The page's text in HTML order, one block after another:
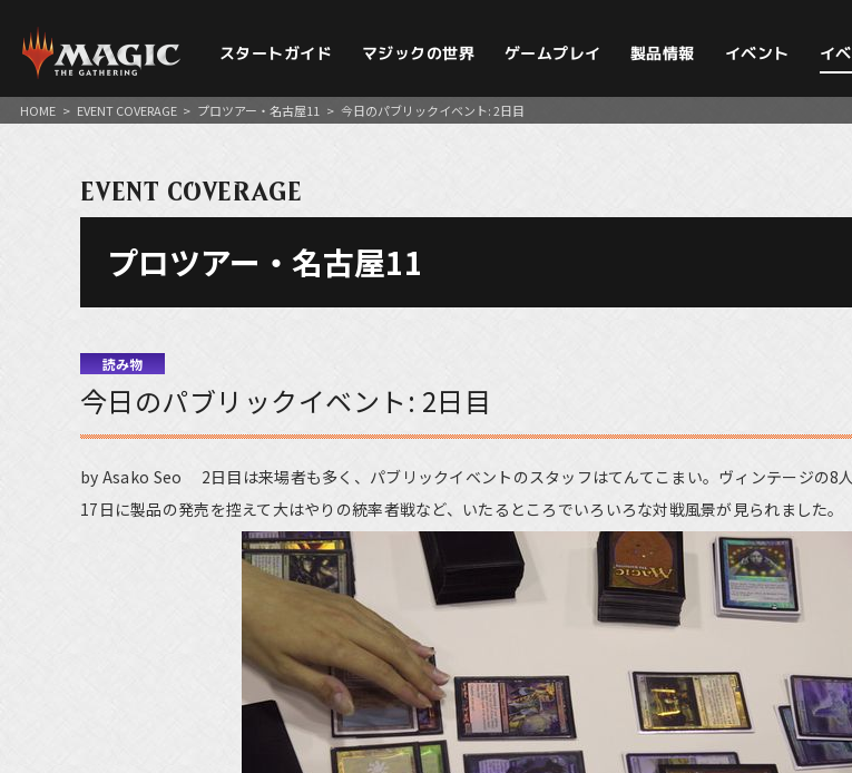
スタートガイド マジックの世界 ゲームプレイ 製品情報 イベント イ
HOME > EVENT COVERAGE > プロツアー・名古屋11 > 今日のパブリックイベント: 2日目
EVENT COVERAGE
プロツアー・名古屋11
読み物
今日のパブリックイベント: 2日目
by Asako Seo 2日目は来場者も多く、パブリックイベントのスタッフはてんてこまい。ヴィンテージの8
17日に製品の発売を控えて大はやりの統率者戦など、いたるところでいろいろな対戦風景が見られました。